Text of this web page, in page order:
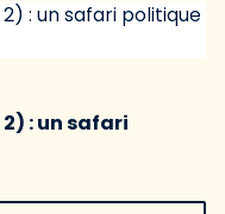
2) : un safari